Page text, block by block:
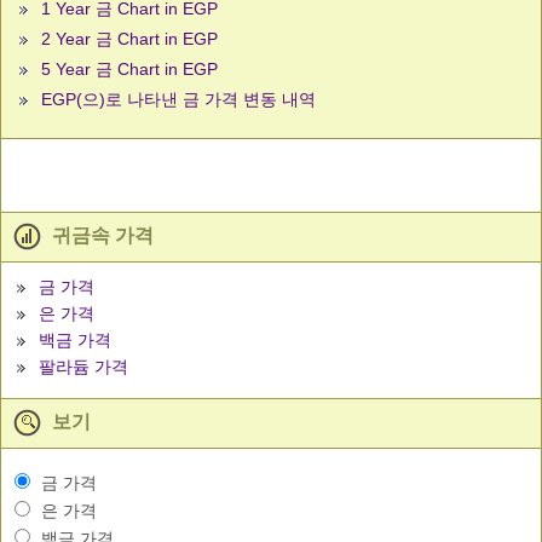
1 Year 금 Chart in EGP
2 Year 금 Chart in EGP
5 Year 금 Chart in EGP
EGP(으)로 나타낸 금 가격 변동 내역
귀금속 가격
금 가격
은 가격
백금 가격
팔라듐 가격
보기
금 가격
은 가격